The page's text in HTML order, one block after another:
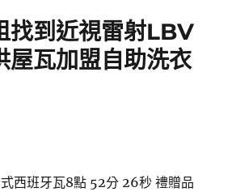
找到近視雷射LBV
屋瓦加盟自助洗衣
西班牙瓦8點 52分 26秒 禮贈品